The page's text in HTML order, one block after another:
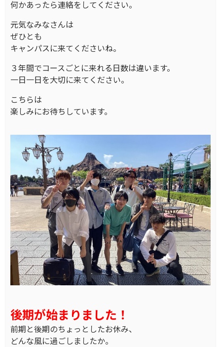
何かあったら連絡をしてください。
元気なみなさんは
ぜひとも
キャンパスに来てくださいね。
３年間でコースごとに来れる日数は違います。
一日一日を大切に来てください。
こちらは
楽しみにお待ちしています。
後期が始まりました！
前期と後期のちょっとしたお休み、
どんな風に過ごしましたか。